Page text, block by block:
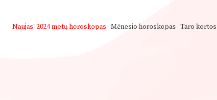
Naujas! 2024 metų horoskopas Mėnesio horoskopas Taro kortos